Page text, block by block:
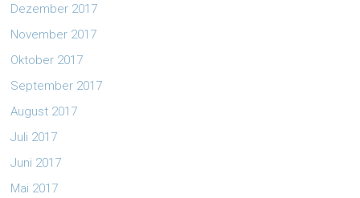
Dezember 2017
November 2017
Oktober 2017
September 2017
August 2017
Juli 2017
Juni 2017
Mai 2017